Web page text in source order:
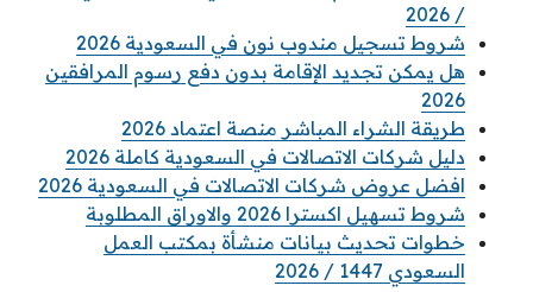
/ 2026
شروط تسجيل مندوب نون في السعودية 2026
هل يمكن تجديد الإقامة بدون دفع رسوم المرافقين
2026
طريقة الشراء المباشر منصة اعتماد 2026
دليل شركات الاتصالات في السعودية كاملة 2026
افضل عروض شركات الاتصالات في السعودية 2026
شروط تسهيل اكسترا 2026 والاوراق المطلوبة
خطوات تحديث بيانات منشأة بمكتب العمل
السعودي 1447 / 2026